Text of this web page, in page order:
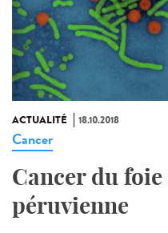
ACTUALITÉ 18.10.2018
Cancer
Cancer du foie
péruvienne